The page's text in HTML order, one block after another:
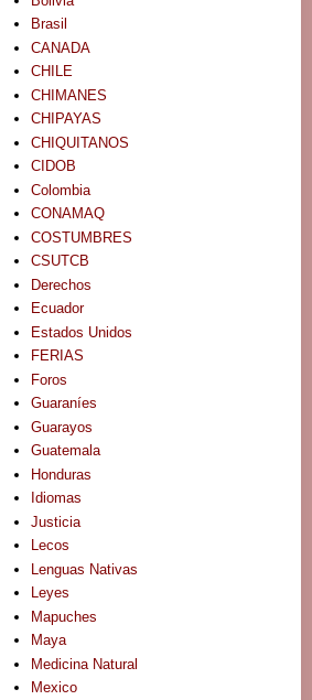
Brasil
CANADA
CHILE
CHIMANES
CHIPAYAS
CHIQUITANOS
CIDOB
Colombia
CONAMAQ
COSTUMBRES
CSUTCB
Derechos
Ecuador
Estados Unidos
FERIAS
Foros
Guaraníes
Guarayos
Guatemala
Honduras
Idiomas
Justicia
Lecos
Lenguas Nativas
Leyes
Mapuches
Maya
Medicina Natural
Mexico